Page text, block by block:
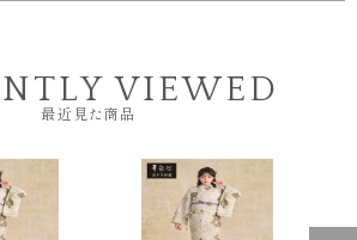
VIEWED
最近見た商品